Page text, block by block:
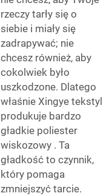
rzeczy tarły się o
siebie i miały się
zadrapywać; nie
chcesz również, aby
cokolwiek było
uszkodzone. Dlatego
właśnie Xingye tekstyl
produkuje bardzo
gładkie poliester
wiskozowy . Ta
gładkość to czynnik,
który pomaga
zmniejszyć tarcie.